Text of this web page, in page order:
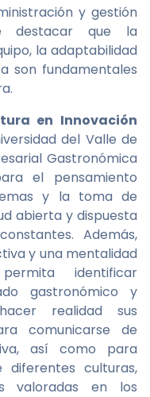
y gestión
destacar que la
la adaptabilidad
son fundamentales
en Innovación
del Valle de
Gastronómica
el pensamiento
y la toma de
abierta y dispuesta
Además,
y una mentalidad
identificar
gastronómico y
realidad sus
comunicarse de
así como para
culturas,
valoradas en los